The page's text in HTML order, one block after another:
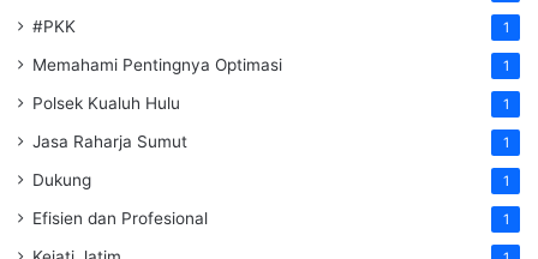
#PKK 1
Memahami Pentingnya Optimasi 1
Polsek Kualuh Hulu 1
Jasa Raharja Sumut 1
Dukung 1
Efisien dan Profesional 1